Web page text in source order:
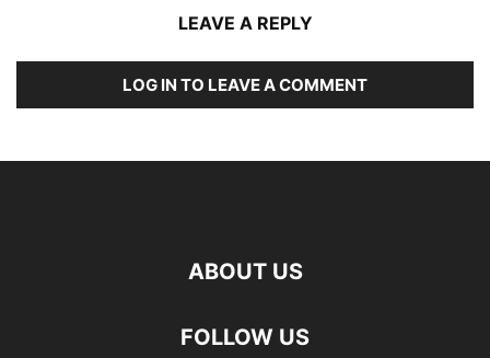
LEAVE A REPLY
LOG IN TO LEAVE A COMMENT
ABOUT US
FOLLOW US